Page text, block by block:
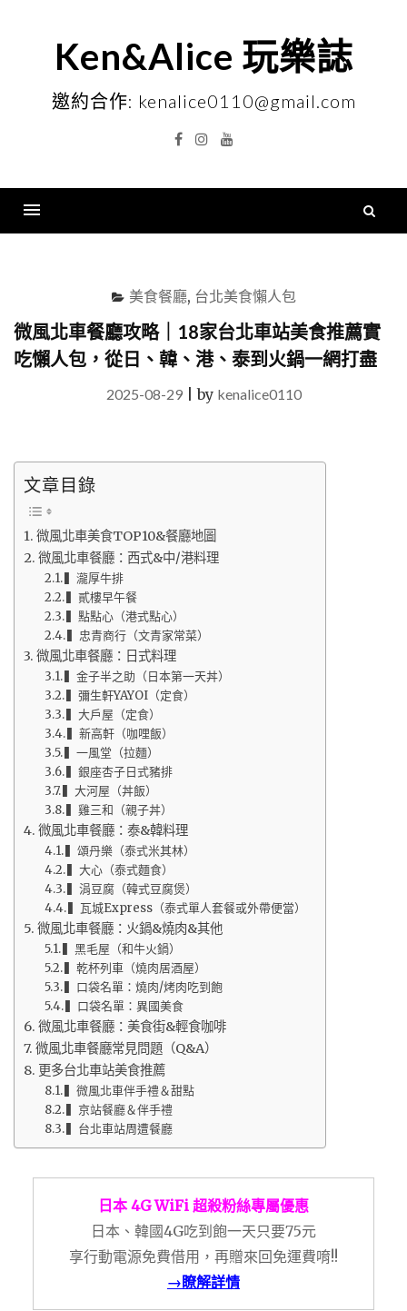
Ken&Alice 玩樂誌
邀約合作: kenalice0110@gmail.com
FacebookInstagramYouTube
美食餐廳, 台北美食懶人包
微風北車餐廳攻略｜18家台北車站美食推薦實
吃懶人包，從日、韓、港、泰到火鍋一網打盡
2025-08-29|by kenalice0110
文章目錄
微風北車美食TOP10&餐廳地圖
微風北車餐廳：西式&中/港料理
▍瀧厚牛排
▍貳樓早午餐
▍點點心（港式點心）
▍忠青商行（文青家常菜）
微風北車餐廳：日式料理
▍金子半之助（日本第一天丼）
▍彌生軒YAYOI（定食）
▍大戶屋（定食）
▍新高軒（咖哩飯）
▍一風堂（拉麵）
▍銀座杏子日式豬排
▍大河屋（丼飯）
▍雞三和（親子丼）
微風北車餐廳：泰&韓料理
▍頌丹樂（泰式米其林）
▍大心（泰式麵食）
▍涓豆腐（韓式豆腐煲）
▍瓦城Express（泰式單人套餐或外帶便當）
微風北車餐廳：火鍋&燒肉&其他
▍黑毛屋（和牛火鍋）
▍乾杯列車（燒肉居酒屋）
▍口袋名單：燒肉/烤肉吃到飽
▍口袋名單：異國美食
微風北車餐廳：美食街&輕食咖啡
微風北車餐廳常見問題（Q&A）
更多台北車站美食推薦
▍微風北車伴手禮＆甜點
▍京站餐廳＆伴手禮
▍台北車站周遭餐廳
日本 4G WiFi 超殺粉絲專屬優惠
日本、韓國4G吃到飽一天只要75元
享行動電源免費借用，再贈來回免運費唷!!
→瞭解詳情